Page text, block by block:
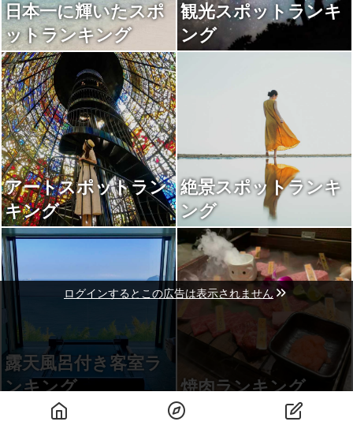
日本一に輝いたスポ
ットランキング
観光スポットランキ
ング
アートスポットラン
キング
絶景スポットランキ
ング
露天風呂付き客室ラ
ンキング
焼肉ランキング
ログインするとこの広告は表示されません